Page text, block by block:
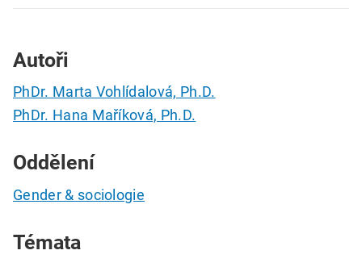
Autoři
PhDr. Marta Vohlídalová, Ph.D.
PhDr. Hana Maříková, Ph.D.
Oddělení
Gender & sociologie
Témata